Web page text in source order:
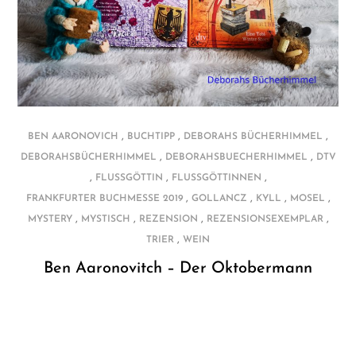
BEN AARONOVICH , BUCHTIPP , DEBORAHS BÜCHERHIMMEL ,
DEBORAHSBÜCHERHIMMEL , DEBORAHSBUECHERHIMMEL , DTV
, FLUSSGÖTTIN , FLUSSGÖTTINNEN ,
FRANKFURTER BUCHMESSE 2019, GOLLANCZ , KYLL , MOSEL ,
MYSTERY, MYSTISCH , REZENSION , REZENSIONSEXEMPLAR,
TRIER , WEIN
Ben Aaronovitch – Der Oktobermann